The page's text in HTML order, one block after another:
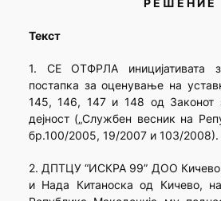
Р Е Ш Е Н И Е
Текст
1. СЕ ОТФРЛА иницијативата
постапка за оценување на
145, 146, 147 и 148 од Законот
дејност („Службен весник на
бр.100/2005, 19/2007 и 103/2008).
2. ДПТЦУ “ИСКРА 99” ДОО
и Нада Китаноска од Кичево,